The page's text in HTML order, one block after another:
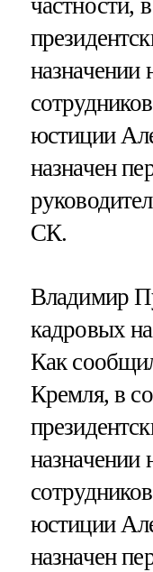
частности,
назначении
юстиции
назначен
СК.
Владимир
кадровых
Как
Кремля, в
назначении
юстиции
назначен